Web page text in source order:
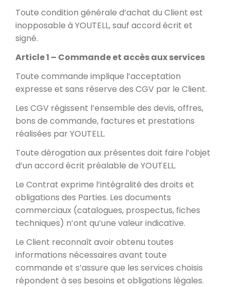
Toute condition générale d’achat du Client est
inopposable à YOUTELL, sauf accord écrit et
signé.
Article 1 – Commande et accès aux services
Toute commande implique l’acceptation
expresse et sans réserve des CGV par le Client.
Les CGV régissent l’ensemble des devis, offres,
bons de commande, factures et prestations
réalisées par YOUTELL.
Toute dérogation aux présentes doit faire l’objet
d’un accord écrit préalable de YOUTELL.
Le Contrat exprime l’intégralité des droits et
obligations des Parties. Les documents
commerciaux (catalogues, prospectus, fiches
techniques) n’ont qu’une valeur indicative.
Le Client reconnaît avoir obtenu toutes
informations nécessaires avant toute
commande et s’assure que les services choisis
répondent à ses besoins et obligations légales.